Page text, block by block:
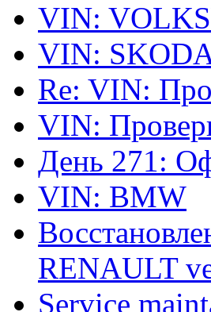
VIN:
VIN:
Re: VIN:
VIN:
День 271:
VIN: BMW
RENAULT
Service